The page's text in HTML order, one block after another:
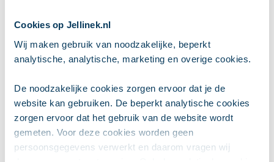
Cookies op Jellinek.nl
Wij maken gebruik van noodzakelijke, beperkt
analytische, analytische, marketing en overige cookies.
De noodzakelijke cookies zorgen ervoor dat je de
website kan gebruiken. De beperkt analytische cookies
zorgen ervoor dat het gebruik van de website wordt
gemeten. Voor deze cookies worden geen
persoonsgegevens verwerkt en daarom vragen wij
hen niet geschikt maakt voor het werk, zonder dat zij het
strafblad van mensen in kunnen zien.
Als je VOG aanvraag geweigerd wordt,
dan krijg ALLEEN JIJ te zien waarom
Als je een VOG aanvraag doet en deze wordt geweigerd,
krijg je een brief op je huisadres toegestuurd waarin wordt
vermeld dat je geen VOG gaat krijgen. In deze brief worden